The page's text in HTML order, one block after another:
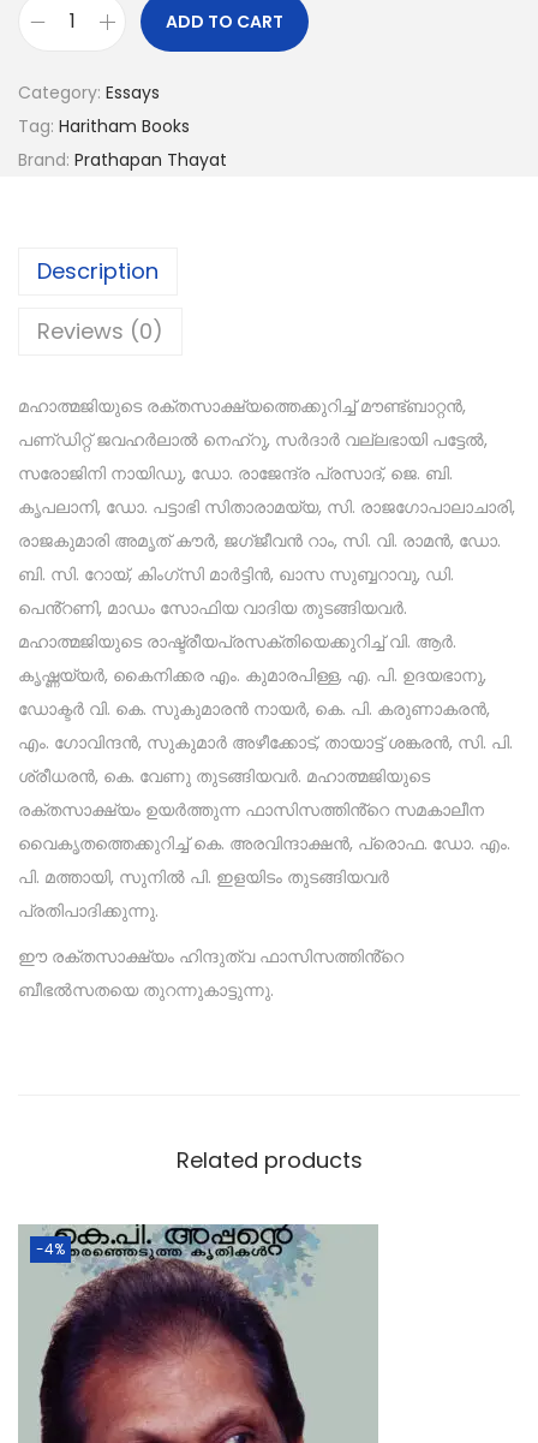
ADD TO CART
Category: Essays
Tag: Haritham Books
Brand: Prathapan Thayat
Description
Reviews (0)
മഹാത്മജിയുടെ രക്തസാക്ഷ്യത്തെക്കുറിച്ച് മൗണ്ട്ബാറ്റൻ,
പണ്‌ഡിറ്റ് ജവഹർലാൽ നെഹ്റു, സർദാർ വല്ലഭായി പട്ടേൽ,
സരോജിനി നായിഡു, ഡോ. രാജേന്ദ്ര പ്രസാദ്, ജെ. ബി.
കൃപലാനി, ഡോ. പട്ടാഭി സിതാരാമയ്യ, സി. രാജഗോപാലാചാരി,
രാജകുമാരി അമൃത് കൗർ, ജഗ്‌ജീവൻ റാം, സി. വി. രാമൻ, ഡോ.
ബി. സി. റോയ്, കിംഗ്‌സി മാർട്ടിൻ, ഖാസ സുബ്ബറാവു, ഡി.
പെൻ്റണി, മാഡം സോഫിയ വാദിയ തുടങ്ങിയവർ.
മഹാത്മജിയുടെ രാഷ്ട്രീയപ്രസക്തിയെക്കുറിച്ച് വി. ആർ.
കൃഷ്ണയ്യർ, കൈനിക്കര എം. കുമാരപിള്ള, എ. പി. ഉദയഭാനു,
ഡോക്ടർ വി. കെ. സുകുമാരൻ നായർ, കെ. പി. കരുണാകരൻ,
എം. ഗോവിന്ദൻ, സുകുമാർ അഴീക്കോട്, തായാട്ട് ശങ്കരൻ, സി. പി.
ശ്രീധരൻ, കെ. വേണു തുടങ്ങിയവർ. മഹാത്മജിയുടെ
രക്തസാക്ഷ്യം ഉയർത്തുന്ന ഫാസിസത്തിൻ്റെ സമകാലീന
വൈകൃതത്തെക്കുറിച്ച് കെ. അരവിന്ദാക്ഷൻ, പ്രൊഫ. ഡോ. എം.
പി. മത്തായി, സുനിൽ പി. ഇളയിടം തുടങ്ങിയവർ
പ്രതിപാദിക്കുന്നു.
ഈ രക്തസാക്ഷ്യം ഹിന്ദുത്വ ഫാസിസത്തിൻ്റെ
ബീഭൽസതയെ തുറന്നുകാട്ടുന്നു.
Related products
-4%